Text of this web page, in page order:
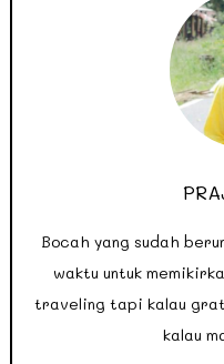
Bocah yang sudah
waktu untuk
traveling tapi kalau
kalau